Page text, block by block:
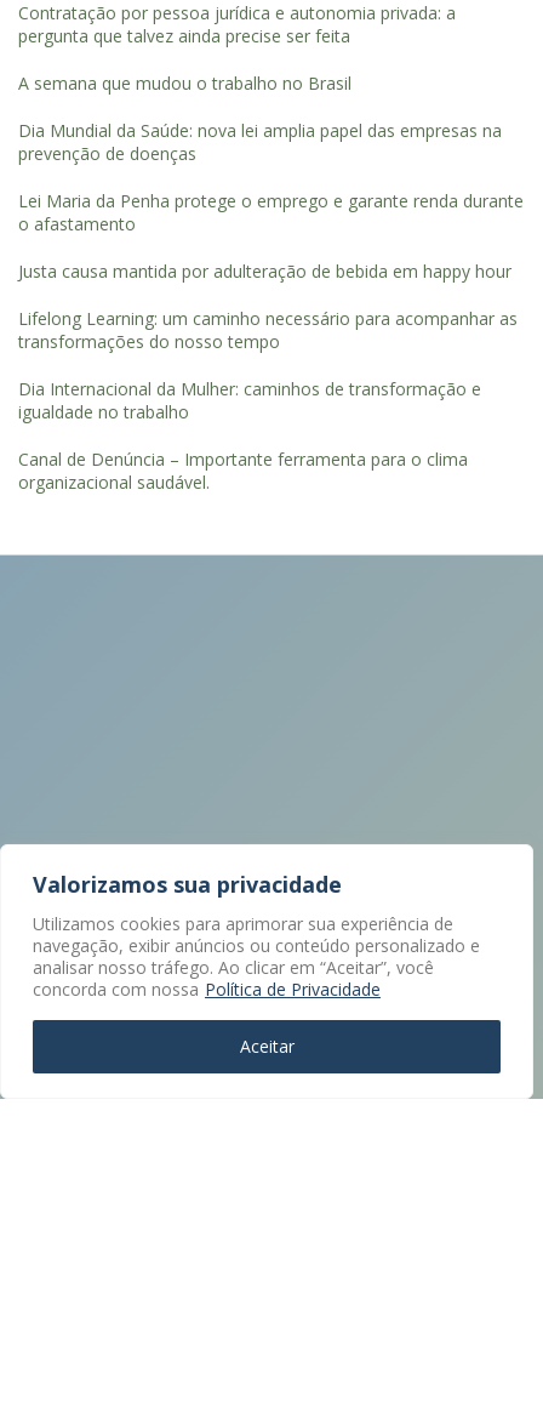
Valorizamos sua privacidade
Utilizamos cookies para aprimorar sua experiência de
navegação, exibir anúncios ou conteúdo personalizado e
analisar nosso tráfego. Ao clicar em “Aceitar”, você
concorda com nossa Política de Privacidade
Aceitar
Contratação por pessoa jurídica e autonomia privada: a
pergunta que talvez ainda precise ser feita
A semana que mudou o trabalho no Brasil
Dia Mundial da Saúde: nova lei amplia papel das empresas na
prevenção de doenças
Lei Maria da Penha protege o emprego e garante renda durante
o afastamento
Justa causa mantida por adulteração de bebida em happy hour
Lifelong Learning: um caminho necessário para acompanhar as
transformações do nosso tempo
Dia Internacional da Mulher: caminhos de transformação e
igualdade no trabalho
Canal de Denúncia – Importante ferramenta para o clima
organizacional saudável.